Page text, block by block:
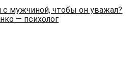
с мужчиной, чтобы он уважал?
— психолог